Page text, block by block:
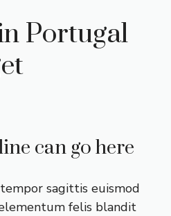
Portugal
can go here
sagittis euismod
felis blandit